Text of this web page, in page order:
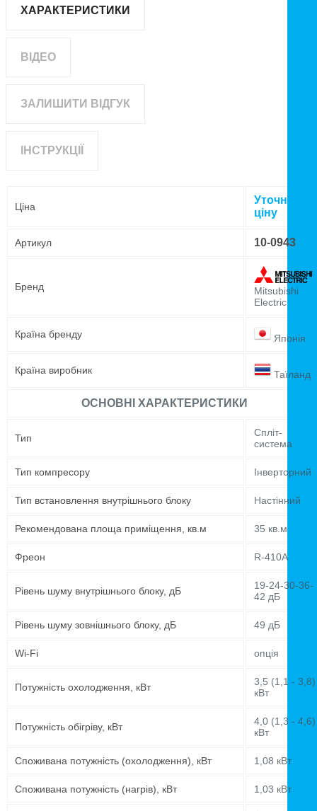
ХАРАКТЕРИСТИКИ
ВІДЕО
ЗАЛИШИТИ ВІДГУК
ІНСТРУКЦІЇ
Ціна
Уточнюйте
ціну
Артикул 10-0943
Бренд
Mitsubishi
Electric
Країна бренду Японія
Країна виробник Таїланд
ОСНОВНІ ХАРАКТЕРИСТИКИ
Тип
Спліт-
система
Тип компресору Інверторний
Тип встановлення внутрішнього блоку Настінний
Рекомендована площа приміщення, кв.м 35 кв.м
Фреон R-410A
Рівень шуму внутрішнього блоку, дБ
19-24-30-36-
42 дБ
Рівень шуму зовнішнього блоку, дБ 49 дБ
Wi-Fi опція
Потужність охолодження, кВт
3,5 (1,1 - 3,8)
кВт
Потужність обігріву, кВт
4,0 (1,3 - 4,6)
кВт
Споживана потужність (охолодження), кВт 1,08 кВт
Споживана потужність (нагрів), кВт 1,03 кВт